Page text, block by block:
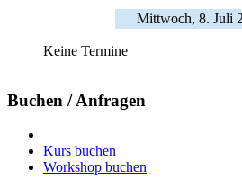
Mittwoch, 8. Juli
Keine Termine
Buchen / Anfragen
Kurs buchen
Workshop buchen